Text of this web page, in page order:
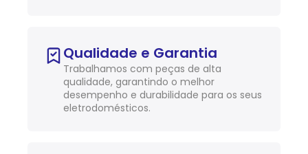
Qualidade e Garantia
Trabalhamos com peças de alta
qualidade, garantindo o melhor
desempenho e durabilidade para os seus
eletrodomésticos.